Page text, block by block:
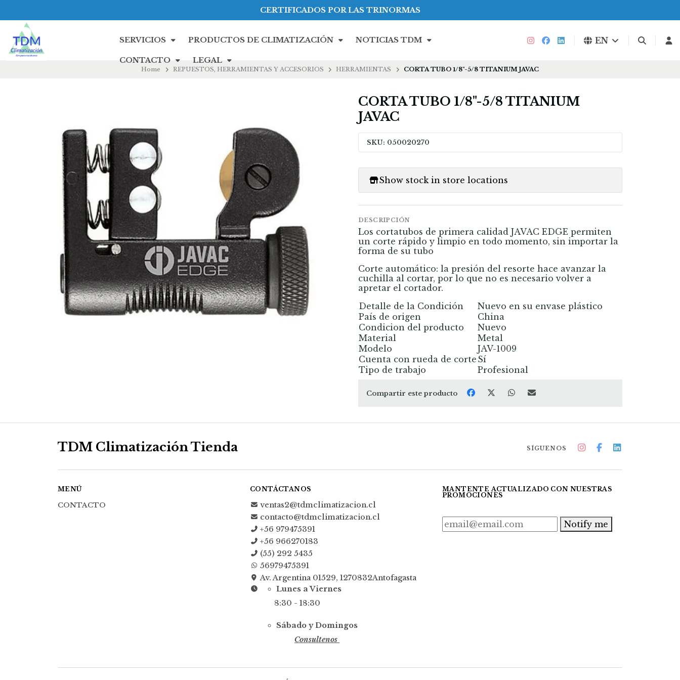
SERVICIOS PRODUCTOS DE CLIMATIZACIÓN NOTICIAS TDM
CONTACTO LEGAL
EN
CERTIFICADOS POR LAS TRINORMAS
Home REPUESTOS, HERRAMIENTAS Y ACCESORIOS HERRAMIENTAS CORTA TUBO 1/8"-5/8 TITANIUM JAVAC
CORTA TUBO 1/8"-5/8 TITANIUM
JAVAC
SKU: 050020270
Show stock in store locations
DESCRIPCIÓN
Los cortatubos de primera calidad JAVAC EDGE permiten
un corte rápido y limpio en todo momento, sin importar la
forma de su tubo
Corte automático: la presión del resorte hace avanzar la
cuchilla al cortar, por lo que no es necesario volver a
apretar el cortador.
Detalle de la Condición
Nuevo en su envase plástico
País de origen
China
Condicion del producto
Nuevo
Material
Metal
Modelo
JAV-1009
Cuenta con rueda de corte Sí
Tipo de trabajo
Profesional
Compartir este producto
TDM Climatización Tienda SÍGUENOS
MENÚ
CONTACTO
CONTÁCTANOS
ventas2@tdmclimatizacion.cl
contacto@tdmclimatizacion.cl
+56 979475391
+56 966270183
(55) 292 5435
56979475391
Av. Argentina 01529, 1270832Antofagasta
Lunes a Viernes
8:30 - 18:30
Sábado y Domingos
Consultenos
MANTENTE ACTUALIZADO CON NUESTRAS
PROMOCIONES
Notify me